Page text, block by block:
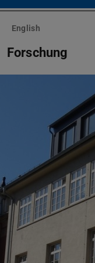
English
Forschung